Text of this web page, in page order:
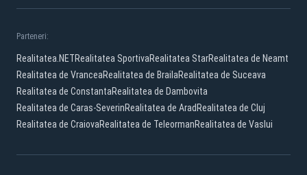
Parteneri:
Realitatea.NETRealitatea SportivaRealitatea StarRealitatea de Neamt
Realitatea de VranceaRealitatea de BrailaRealitatea de Suceava
Realitatea de ConstantaRealitatea de Dambovita
Realitatea de Caras-SeverinRealitatea de Arad Realitatea de Cluj
Realitatea de CraiovaRealitatea de TeleormanRealitatea de Vaslui